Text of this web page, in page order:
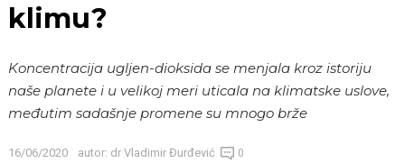
klimu?
Koncentracija ugljen-dioksida se menjala kroz istoriju
naše planete i u velikoj meri uticala na klimatske uslove,
međutim sadašnje promene su mnogo brže
16/06/2020 autor: dr Vladimir Đurđević 0